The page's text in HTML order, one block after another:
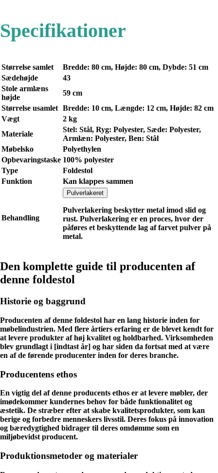
Specifikationer
Størrelse samlet
Bredde: 80 cm, Højde: 80 cm, Dybde: 51 cm
Sædehøjde
43
Stole armlæns
højde
59 cm
Størrelse usamlet Bredde: 10 cm, Længde: 12 cm, Højde: 82 cm
Vægt
2 kg
Materiale
Stel: Stål, Ryg: Polyester, Sæde: Polyester,
Armlæn: Polyester, Ben: Stål
Møbelsko
Polyethylen
Opbevaringstaske 100% polyester
Type
Foldestol
Funktion
Kan klappes sammen
Behandling
Pulverlakeret
Pulverlakering beskytter metal imod slid og
rust. Pulverlakering er en proces, hvor der
påføres et beskyttende lag af farvet pulver på
metal.
Den komplette guide til producenten af
denne foldestol
Historie og baggrund
Producenten af denne foldestol har en lang historie inden for
møbelindustrien. Med flere årtiers erfaring er de blevet kendt for
at levere produkter af høj kvalitet og holdbarhed. Virksomheden
blev grundlagt i [indtast år] og har siden da fortsat med at være
en af de førende producenter inden for deres branche.
Producentens ethos
En vigtig del af denne producents ethos er at levere møbler, der
imødekommer kundernes behov for både funktionalitet og
æstetik. De stræber efter at skabe kvalitetsprodukter, som kan
berige og forbedre menneskers livsstil. Deres fokus på innovation
og bæredygtighed bidrager til deres omdømme som en
miljøbevidst producent.
Produktionsmetoder og materialer